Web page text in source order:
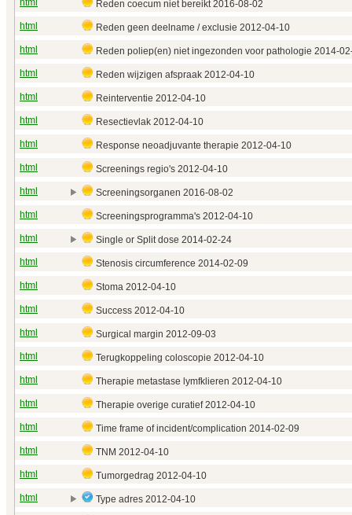
html
Reden coecum niet bereikt 2016‑08‑02
html
Reden geen deelname / exclusie 2012‑04‑10
html
Reden poliep(en) niet ingezonden voor pathologie
html
Reden wijzigen afspraak 2012‑04‑10
html
Reinterventie 2012‑04‑10
html
Resectievlak 2012‑04‑10
html
Response neoadjuvante therapie 2012‑04‑10
html
Screenings regio's 2012‑04‑10
html
Screeningsorganen 2016‑08‑02
html
Screeningsprogramma's 2012‑04‑10
html
Single or Split dose 2014‑02‑24
html
Stenosis circumference 2014‑02‑09
html
Stoma 2012‑04‑10
html
Success 2012‑04‑10
html
Surgical margin 2012‑09‑03
html
Terugkoppeling coloscopie 2012‑04‑10
html
Therapie metastase lymfklieren 2012‑04‑10
html
Therapie overige curatief 2012‑04‑10
html
Time frame of incident/complication 2014‑02‑09
html
TNM 2012‑04‑10
html
Tumorgedrag 2012‑04‑10
html
Type adres 2012‑04‑10